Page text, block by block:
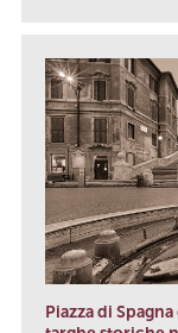
Piazza di